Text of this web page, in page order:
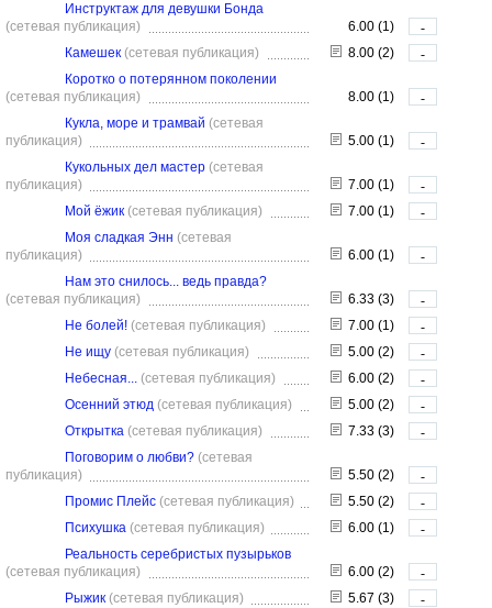
Инструктаж для девушки Бонда
(сетевая публикация)
6.00 (1)
-
Камешек (сетевая публикация) 8.00 (2)
-
Коротко о потерянном поколении
(сетевая публикация)
8.00 (1)
-
Кукла, море и трамвай (сетевая
публикация)
5.00 (1)
-
Кукольных дел мастер (сетевая
публикация)
7.00 (1)
-
Мой ёжик (сетевая публикация) 7.00 (1)
-
Моя сладкая Энн (сетевая
публикация)
6.00 (1)
-
Нам это снилось... ведь правда?
(сетевая публикация)
6.33 (3)
-
Не болей! (сетевая публикация) 7.00 (1)
-
Не ищу (сетевая публикация) 5.00 (2)
-
Небесная... (сетевая публикация) 6.00 (2)
-
Осенний этюд (сетевая публикация) 5.00 (2)
-
Открытка (сетевая публикация) 7.33 (3)
-
Поговорим о любви? (сетевая
публикация)
5.50 (2)
-
Промис Плейс (сетевая публикация) 5.50 (2)
-
Психушка (сетевая публикация) 6.00 (1)
-
Реальность серебристых пузырьков
(сетевая публикация)
6.00 (2)
-
Рыжик (сетевая публикация) 5.67 (3)
-